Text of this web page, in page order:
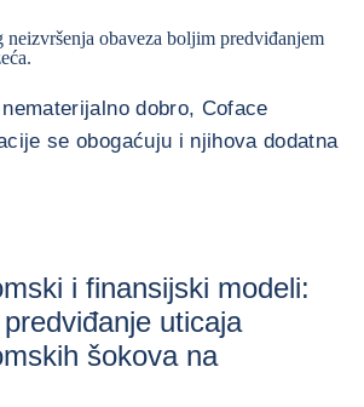
neizvršenja obaveza boljim predviđanjem
dobro, Coface
se obogaćuju i njihova dodatna
i finansijski modeli:
uticaja
šokova na